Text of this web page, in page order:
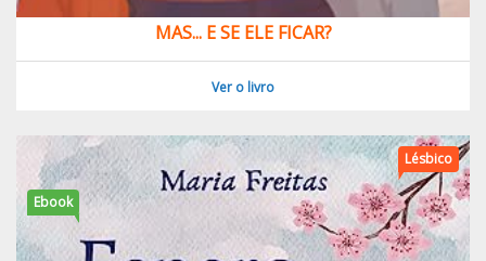
MAS... E SE ELE FICAR?
Ver o livro
Ebook
Lésbico